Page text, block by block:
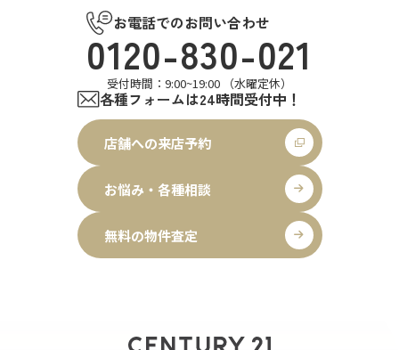
お電話でのお問い合わせ
0120-830-021
受付時間：9:00~19:00 （水曜定休）
各種フォームは24時間受付中！
店舗への来店予約
お悩み・各種相談
無料の物件査定